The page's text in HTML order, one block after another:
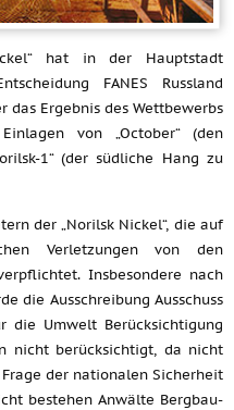
hat in der Hauptstadt
FANES Russland
das Ergebnis des Wettbewerbs
von „October“ (den
1“ (der südliche Hang zu
der „Norilsk Nickel“, die auf
Verletzungen von den
Insbesondere nach
die Ausschreibung Ausschuss
die Umwelt Berücksichtigung
nicht berücksichtigt, da nicht
der nationalen Sicherheit
bestehen Anwälte Bergbau-